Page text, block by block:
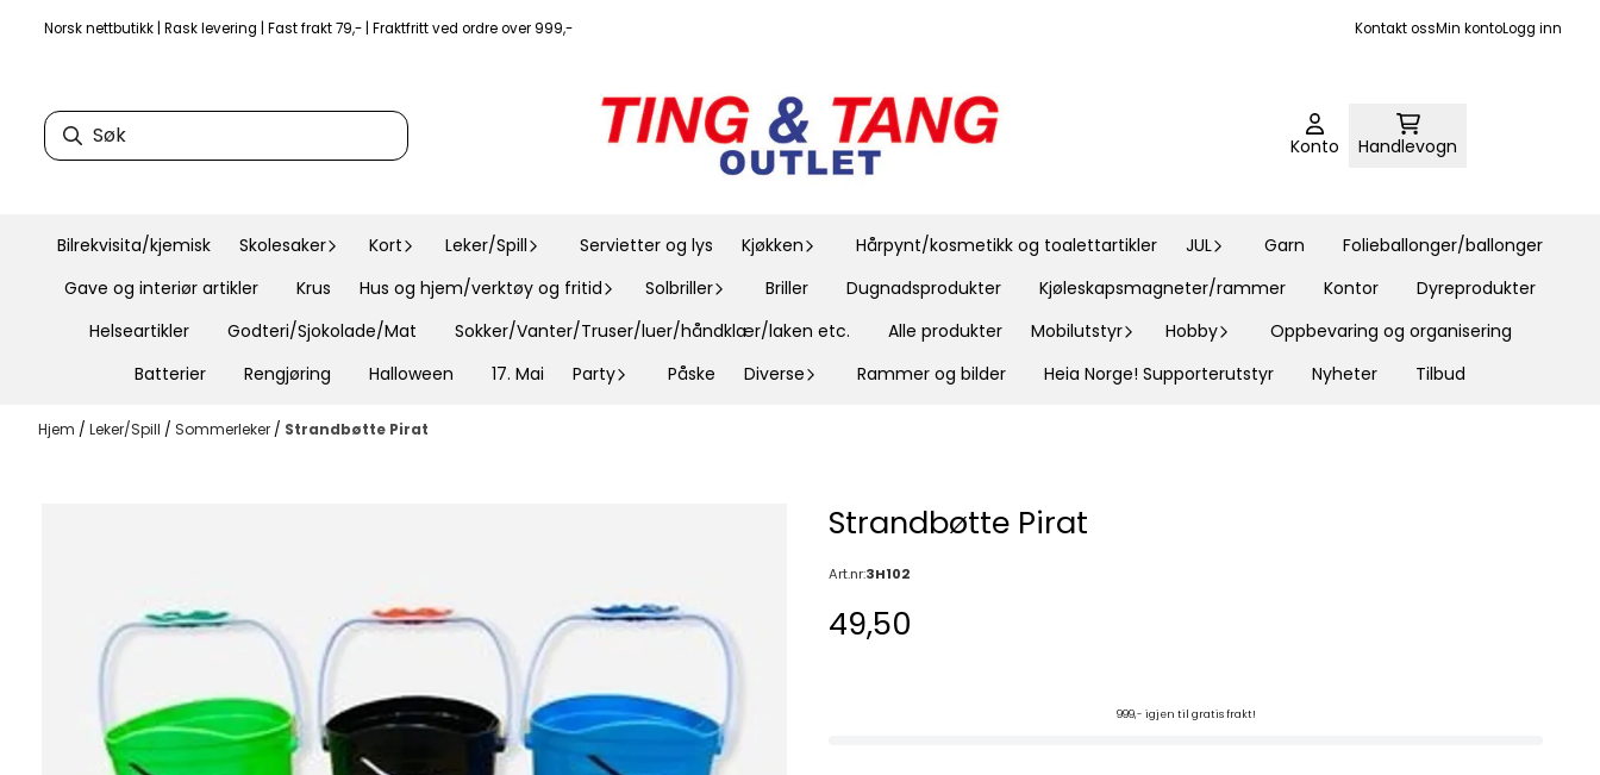
Hopp til innhold
Norsk nettbutikk | Rask levering | Fast frakt 79,- | Fraktfritt ved ordre over 999,- Kontakt ossMin kontoLogg inn
Konto Handlevogn
Bilrekvisita/kjemisk Skolesaker Kort Leker/Spill Servietter og lys Kjøkken Hårpynt/kosmetikk og toalettartikler JUL Garn
Folieballonger/ballonger
Gave og interiør artikler
Krus Hus og hjem/verktøy og fritid Solbriller Briller Dugnadsprodukter Kjøleskapsmagneter/rammer Kontor
Dyreprodukter
Helseartikler
Godteri/Sjokolade/Mat Sokker/Vanter/Truser/luer/håndklær/laken etc. Alle produkter Mobilutstyr Hobby
Oppbevaring og organisering
Batterier
Rengjøring Halloween 17. Mai Party Påske Diverse Rammer og bilder Heia Norge! Supporterutstyr Nyheter Tilbud
Hjem / Leker/Spill / Sommerleker / Strandbøtte Pirat
Strandbøtte Pirat
Art.nr:3H102
49,50
999,- igjen til gratis frakt!